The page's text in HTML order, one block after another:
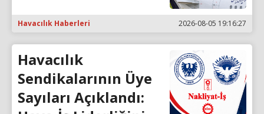
Havacılık Haberleri 2026-08-05 19:16:27
Havacılık
Sendikalarının Üye
Sayıları Açıklandı: